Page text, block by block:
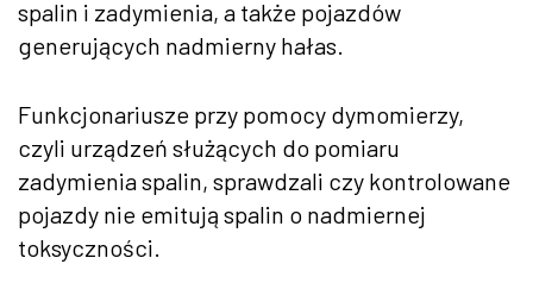
spalin i zadymienia, a także pojazdów
generujących nadmierny hałas.
Funkcjonariusze przy pomocy dymomierzy,
czyli urządzeń służących do pomiaru
zadymienia spalin, sprawdzali czy kontrolowane
pojazdy nie emitują spalin o nadmiernej
toksyczności.